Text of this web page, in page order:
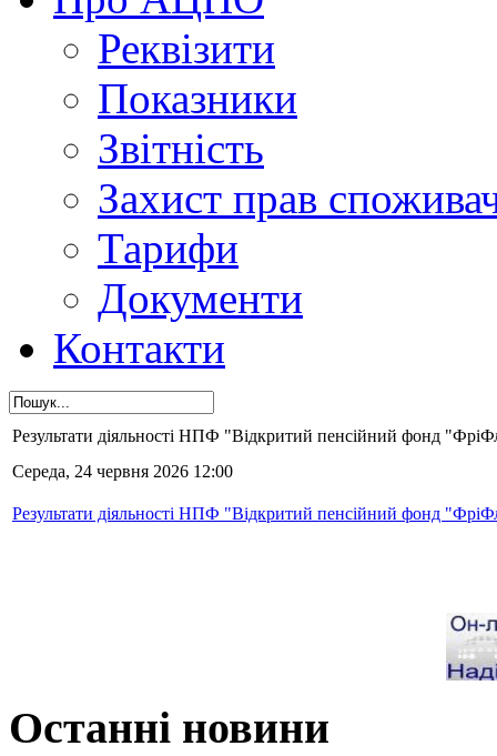
Реквізити
Показники
Звітність
Захист прав
Тарифи
Документи
Контакти
Результати діяльності НПФ "Відкритий пенсійний фонд
Середа, 24 червня 2026 12:00
Результати діяльності НПФ "Відкритий пенсійний фонд
Останні новини